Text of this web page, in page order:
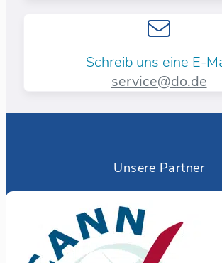
Schreib uns eine E-
service@do.de
Unsere Partner